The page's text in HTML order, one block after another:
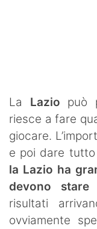
La Lazio può
riesce a fare
giocare.
e poi dare
la Lazio ha
devono
risultati
ovviamente